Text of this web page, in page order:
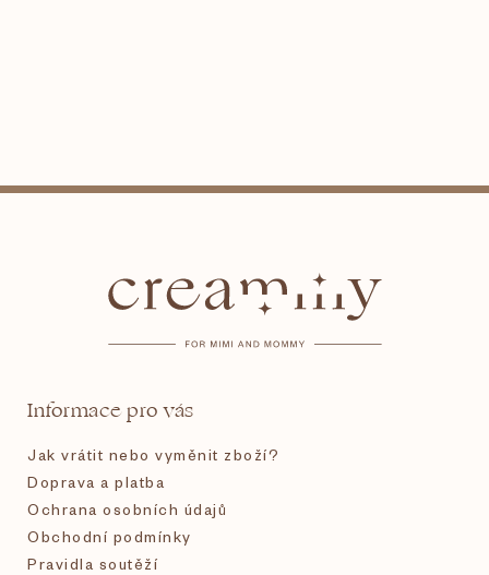
Informace pro vás
Jak vrátit nebo vyměnit zboží?
Doprava a platba
Ochrana osobních údajů
Obchodní podmínky
Pravidla soutěží